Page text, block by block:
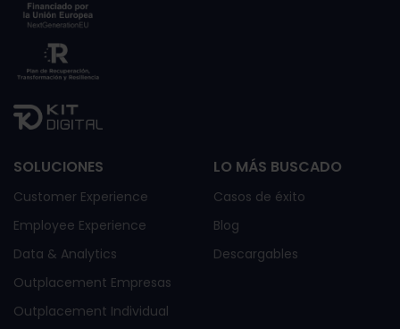
SOLUCIONES
Customer Experience
Employee Experience
Data & Analytics
Outplacement Empresas
Outplacement Individual
LO MÁS BUSCADO
Casos de éxito
Blog
Descargables